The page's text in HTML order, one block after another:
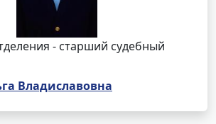
- старший судебный
Владиславовна